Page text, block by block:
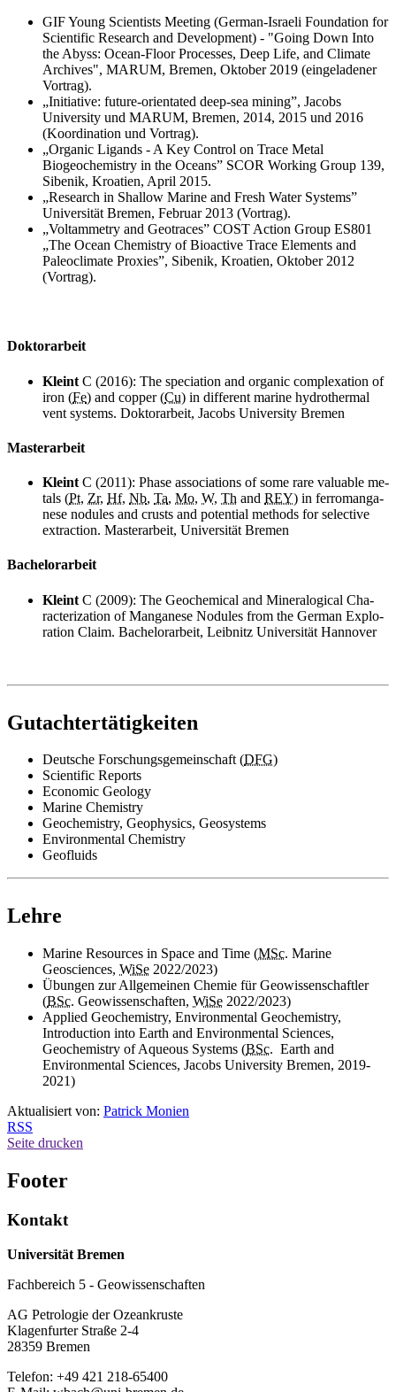
GIF Young Scientists Meeting (German-Israeli Foundation for
Scientific Research and Development) - "Going Down Into
the Abyss: Ocean-Floor Processes, Deep Life, and Climate
Archives", MARUM, Bremen, Oktober 2019 (eingeladener
Vortrag).
„Initiative: future-orientated deep-sea mining”, Jacobs
University und MARUM, Bremen, 2014, 2015 und 2016
(Koordination und Vortrag).
„Organic Ligands - A Key Control on Trace Metal
Biogeochemistry in the Oceans” SCOR Working Group 139,
Sibenik, Kroatien, April 2015.
„Research in Shallow Marine and Fresh Water Systems”
Universität Bremen, Februar 2013 (Vortrag).
„Voltammetry and Geotraces” COST Action Group ES801
„The Ocean Chemistry of Bioactive Trace Elements and
Paleoclimate Proxies”, Sibenik, Kroatien, Oktober 2012
(Vortrag).
Doktorarbeit
Kleint C (2016): The spe­cia­ti­on and or­ga­nic com­plexa­ti­on of
iron (Fe) and cop­per (Cu) in dif­fe­rent ma­ri­ne hydro­ther­mal
vent sys­tems. Doktorarbeit, Jacobs University Bremen
Masterarbeit
Kleint C (2011): Pha­se as­so­cia­ti­ons of some rare va­luable me­
tals (Pt, Zr, Hf, Nb, Ta, Mo, W, Th and REY) in fer­ro­man­ga­
ne­se no­du­les and crusts and po­ten­ti­al me­thods for selec­tive
extrac­tion. Masterarbeit, Universität Bremen
Bachelorarbeit
Kleint C (2009): The Geo­che­mi­cal and Mi­ne­ra­lo­gi­cal Cha­
rac­te­riza­t­i­on of Man­ga­ne­se No­du­les from the Ger­man Ex­plo­
ra­ti­on Claim. Bachelorarbeit, Leibnitz Universität Hannover
Gutachtertätigkeiten
Deutsche Forschungsgemeinschaft (DFG)
Scientific Reports
Economic Geology
Marine Chemistry
Geochemistry, Geophysics, Geosystems
Environmental Chemistry
Geofluids
Lehre
Marine Resources in Space and Time (MSc. Marine
Geosciences, WiSe 2022/2023)
Übungen zur Allgemeinen Chemie für Geowissenschaftler
(BSc. Geowissenschaften, WiSe 2022/2023)
Applied Geochemistry, Environmental Geochemistry,
Introduction into Earth and Environmental Sciences,
Geochemistry of Aqueous Systems (BSc. Earth and
Environmental Sciences, Jacobs University Bremen, 2019-
2021)
Aktualisiert von: Patrick Monien
RSS
Seite drucken
Footer
Kontakt
Universität Bremen
Fachbereich 5 - Geowissenschaften
AG Petrologie der Ozeankruste
Klagenfurter Straße 2-4
28359 Bremen
Telefon: +49 421 218-65400